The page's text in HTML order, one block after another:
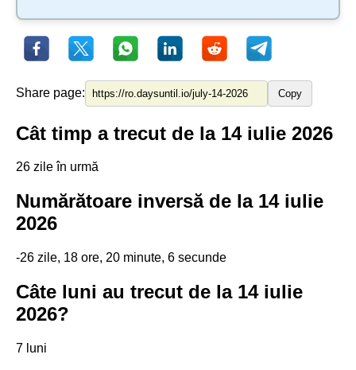
Share page: Copy
Cât timp a trecut de la 14 iulie 2026
26 zile în urmă
Numărătoare inversă de la 14 iulie
2026
-26 zile, 18 ore, 20 minute, 6 secunde
Câte luni au trecut de la 14 iulie
2026?
7 luni